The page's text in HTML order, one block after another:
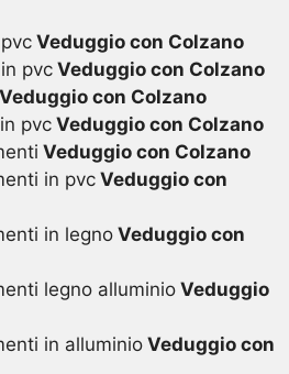
Veduggio con Colzano
pvcVeduggio con Colzano
Veduggio con Colzano
pvcVeduggio con Colzano
Veduggio con Colzano
in pvcVeduggio con
in legnoVeduggio con
legno alluminioVeduggio
in alluminioVeduggio con